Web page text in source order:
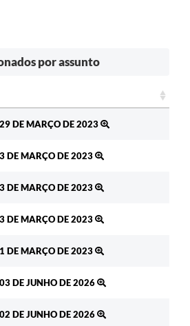
por assunto
DE MARÇO DE 2023
DE MARÇO DE 2023
DE MARÇO DE 2023
DE MARÇO DE 2023
DE MARÇO DE 2023
DE JUNHO DE 2026
DE JUNHO DE 2026